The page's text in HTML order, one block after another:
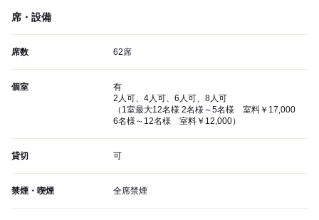
席・設備
席数 62席
個室
有
2人可、4人可、6人可、8人可
（1室最大12名様 2名様～5名様 室料￥17,000
6名様～12名様 室料￥12,000）
貸切 可
禁煙・喫煙 全席禁煙